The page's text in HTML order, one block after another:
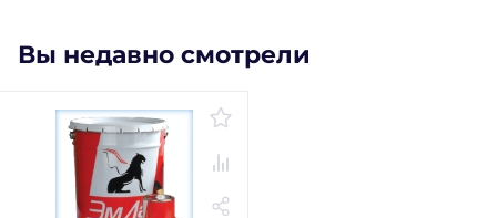
Вы недавно смотрели